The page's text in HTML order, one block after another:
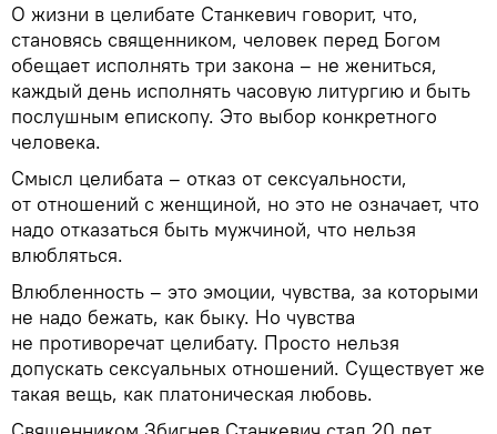
О жизни в целибате Станкевич говорит, что,
становясь священником, человек перед Богом
обещает исполнять три закона – не жениться,
каждый день исполнять часовую литургию и быть
послушным епископу. Это выбор конкретного
человека.
Смысл целибата – отказ от сексуальности,
от отношений с женщиной, но это не означает, что
надо отказаться быть мужчиной, что нельзя
влюбляться.
Влюбленность – это эмоции, чувства, за которыми
не надо бежать, как быку. Но чувства
не противоречат целибату. Просто нельзя
допускать сексуальных отношений. Существует же
такая вещь, как платоническая любовь.